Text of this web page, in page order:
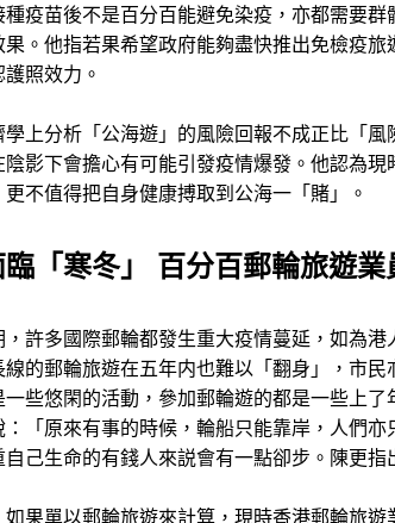
種疫苗後不是百分百能避免染疫，亦都需要
果。他指若果希望政府能夠盡快推出免檢疫
照效力。
學上分析「公海遊」的風險回報不成正比「
陰影下會擔心有可能引發疫情爆發。他認為
更不值得把自身健康搏取到公海一「賭」。
「寒冬」 百分百郵輪旅遊業
，許多國際郵輪都發生重大疫情蔓延，如為
線的郵輪旅遊在五年内也難以「翻身」，市
一些悠閑的活動，參加郵輪遊的都是一些上
：「原來有事的時候，輪船只能靠岸，人們
己生命的有錢人來説會有一點卻步。陳更指
如果單以郵輪旅遊來計算，現時香港郵輪旅